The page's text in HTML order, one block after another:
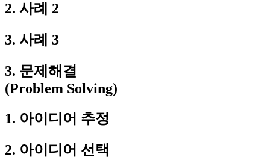
2. 사례 2
3. 사례 3
3. 문제해결
(Problem Solving)
1. 아이디어 추정
2. 아이디어 선택